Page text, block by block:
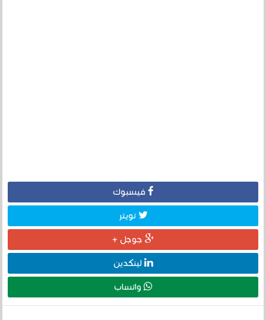
فيسبوك
تويتر
جوجل +
لينكدين
واتساب